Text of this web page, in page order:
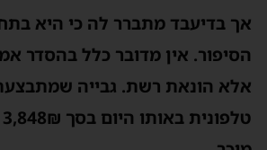
אך בדיעבד מתברר לה כי היא
הסיפור. אין מדובר כלל בהסדר
אלא הונאת רשת. גבייה